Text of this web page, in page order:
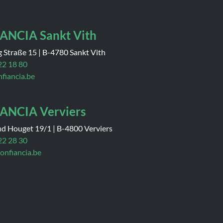
Sankt Vith
Straße 15 | B-4780 Sankt Vith
18 80
Verviers
Houget 19/1 | B-4800 Verviers
28 30